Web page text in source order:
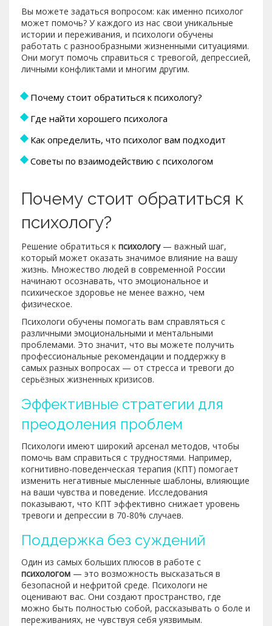
Вы можете задаться вопросом: как именно психолог
может помочь? У каждого из нас свои уникальные
истории и переживания, и психологи обучены
работать с разнообразными жизненными ситуациями.
Они могут помочь справиться с тревогой, депрессией,
личными конфликтами и многим другим.
Почему стоит обратиться к психологу?
Где найти хорошего психолога
Как определить, что психолог вам подходит
Советы по взаимодействию с психологом
Почему стоит обратиться к
психологу?
Решение обратиться к психологу— важный шаг,
который может оказать значимое влияние на вашу
жизнь. Множество людей в современной России
начинают осознавать, что эмоциональное и
психическое здоровье не менее важно, чем
физическое.
Психологи обучены помогать вам справляться с
различными эмоциональными и ментальными
проблемами. Это значит, что вы можете получить
профессиональные рекомендации и поддержку в
самых разных вопросах — от стресса и тревоги до
серьёзных жизненных кризисов.
Эффективные стратегии для
преодоления проблем
Психологи имеют широкий арсенал методов, чтобы
помочь вам справиться с трудностями. Например,
когнитивно-поведенческая терапия (КПТ) помогает
изменить негативные мысленные шаблоны, влияющие
на ваши чувства и поведение. Исследования
показывают, что КПТ эффективно снижает уровень
тревоги и депрессии в 70-80% случаев.
Поддержка без суждений
Один из самых больших плюсов в работе с
психологом — это возможность высказаться в
безопасной и нефритой среде. Психологи не
оценивают вас. Они создают пространство, где
можно быть полностью собой, рассказывать о боле и
переживаниях, не чувствуя себя уязвимым.